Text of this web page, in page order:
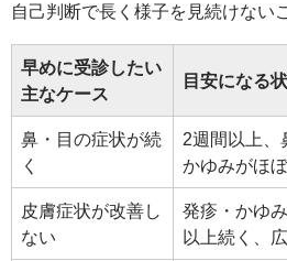
自己判断で長く様子を見続けない
早めに受診したい
主なケース
目安になる
鼻・目の症状が続
く
2週間以上、
かゆみがほ
皮膚症状が改善し
ない
発疹・かゆ
以上続く、